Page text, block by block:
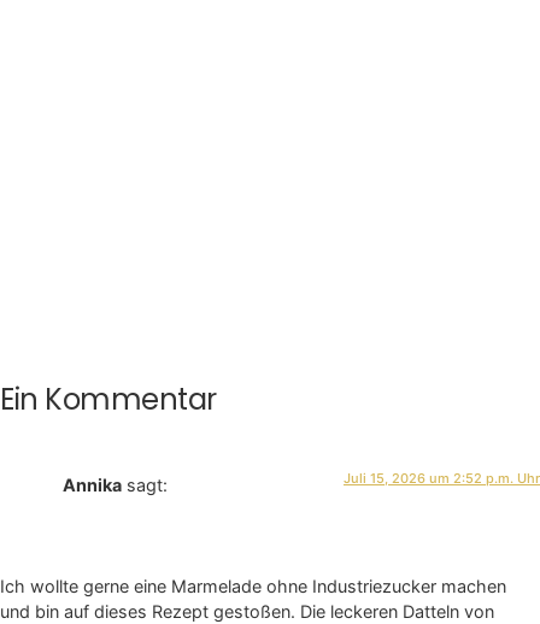
Ein Kommentar
Annika sagt: Juli 15, 2026 um 2:52 p.m. Uhr
Ich wollte gerne eine Marmelade ohne Industriezucker machen
und bin auf dieses Rezept gestoßen. Die leckeren Datteln von